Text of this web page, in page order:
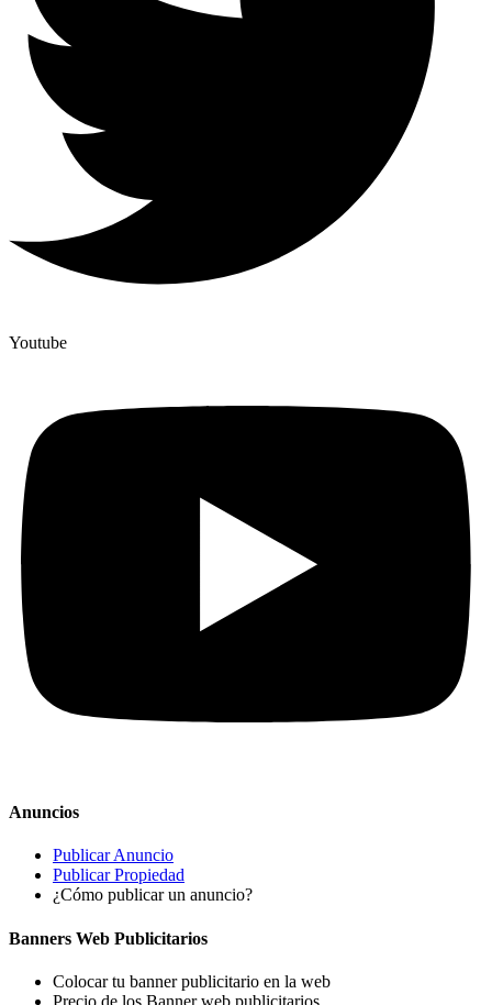
Youtube
Anuncios
Publicar Anuncio
Publicar Propiedad
¿Cómo publicar un anuncio?
Banners Web Publicitarios
Colocar tu banner publicitario en la web
Precio de los Banner web publicitarios